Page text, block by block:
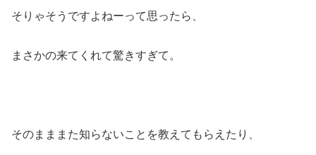
そりゃそうですよねーって思ったら、
まさかの来てくれて驚きすぎて。
そのまままた知らないことを教えてもらえたり、